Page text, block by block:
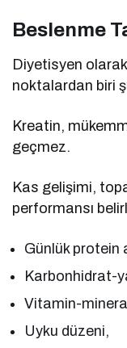
Beslenme
Diyetisyen
noktalardan biri
Kreatin,
geçmez.
Kas gelişimi,
performansı
Günlük protein
Karbonhidrat-
Vitamin-
Uyku düzeni,